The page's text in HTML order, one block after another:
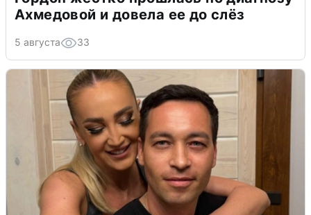
Ахмедовой и довела ее до слёз
5 августа 33